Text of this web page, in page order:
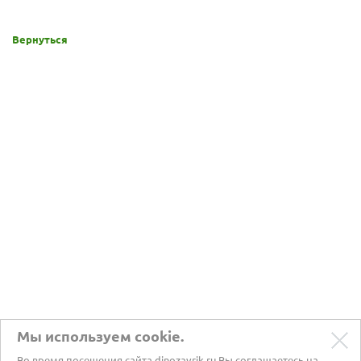
Вернуться
Мы используем cookie.